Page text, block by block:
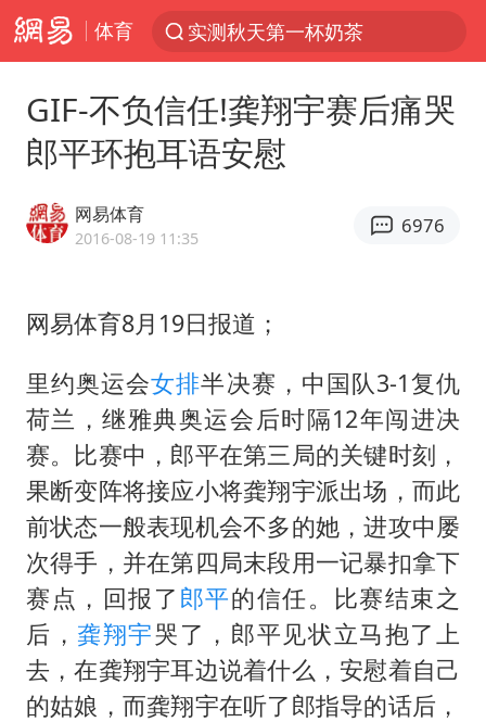
体育
实测秋天第一杯奶茶
台风“白海豚”体型变大！环流面积接近13个浙江那么大
我国货物贸易进出口超30万亿元
带薪错峰休假通知引争议 河南回应
四川宜宾市高县发生4.9级地震
陕西省委书记赶赴柞水县杏坪镇
女孩摆摊卖菌子时收到北大通知书
曝美拒绝乌增购“爱国者”导弹请求
公司“上四休三”但要降薪1000元
改名后的“青海拉面”店
女孩南太行山失联超11天 直击搜寻
GIF-不负信任!龚翔宇赛后痛哭
郎平环抱耳语安慰
网易体育
2016-08-19 11:35
6976
网易体育8月19日报道；
里约奥运会女排半决赛，中国队3-1复仇
荷兰，继雅典奥运会后时隔12年闯进决
赛。比赛中，郎平在第三局的关键时刻，
果断变阵将接应小将龚翔宇派出场，而此
前状态一般表现机会不多的她，进攻中屡
次得手，并在第四局末段用一记暴扣拿下
赛点，回报了 郎平的信任。比赛结束之
后， 龚翔宇哭了，郎平见状立马抱了上
去，在龚翔宇耳边说着什么，安慰着自己
的姑娘，而龚翔宇在听了郎指导的话后，